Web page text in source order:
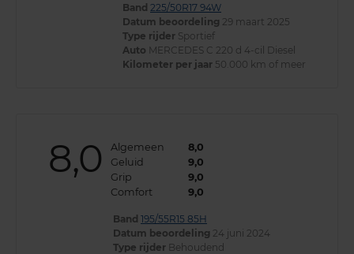
Band 225/50R17 94W
Datum beoordeling 29 maart 2025
Type rijder Sportief
Auto MERCEDES C 220 d 4-cil Diesel
Kilometer per jaar 50.000 km of meer
8,0 Algemeen
8,0
Geluid
9,0
Grip
9,0
Comfort
9,0
Band 195/55R15 85H
Datum beoordeling 24 juni 2024
Type rijder Behoudend